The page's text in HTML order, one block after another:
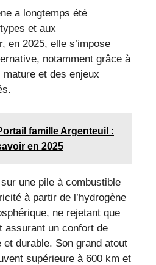
a longtemps été
et aux
en 2025, elle s’impose
notamment grâce à
et des enjeux
famille Argenteuil :
en 2025
une pile à combustible
à partir de l’hydrogène
ne rejetant que
assurant un confort de
durable. Son grand atout
supérieure à 600 km et